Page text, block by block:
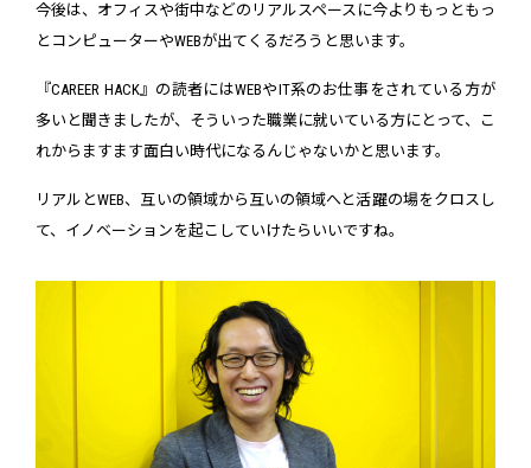
今後は、オフィスや街中などのリアルスペースに今よりもっともっ
とコンピューターやWEBが出てくるだろうと思います。
『CAREER HACK』の読者にはWEBやIT系のお仕事をされている方が
多いと聞きましたが、そういった職業に就いている方にとって、こ
れからますます面白い時代になるんじゃないかと思います。
リアルとWEB、互いの領域から互いの領域へと活躍の場をクロスし
て、イノベーションを起こしていけたらいいですね。